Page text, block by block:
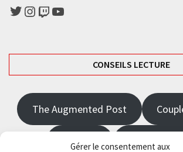
Gérer le consentement aux
Twitter
Instagram
TwitchYouTube
CONSEILS LECTURE
The Augmented Post
JRPGFR State of